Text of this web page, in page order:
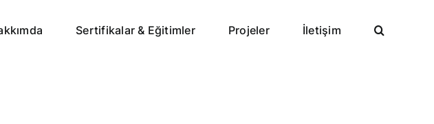
Sertifikalar & Eğitimler Projeler İletişim